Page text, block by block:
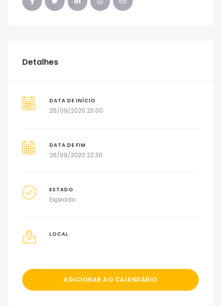
Detalhes
DATA DE INÍCIO
26/09/2020 23:00
DATA DE FIM
26/09/2020 23:30
ESTADO
Expirado
LOCAL
ADICIONAR AO CALENDÁRIO